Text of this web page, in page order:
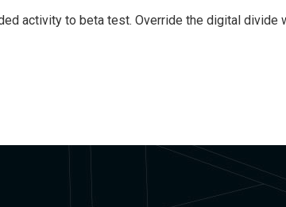
activity to beta test. Override the digital divide